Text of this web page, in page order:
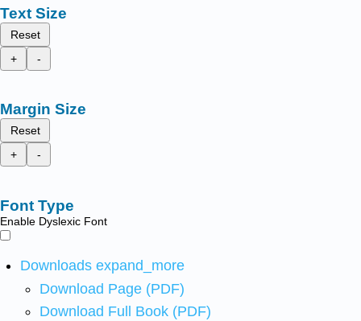
Text Size
Reset
+
-
Margin Size
Reset
+
-
Font Type
Enable Dyslexic Font
Downloads expand_more
Download Page (PDF)
Download Full Book (PDF)